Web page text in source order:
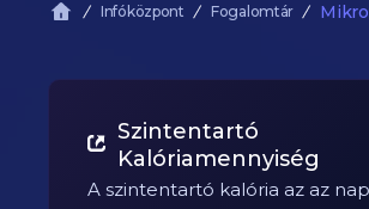
Infóközpont Fogalomtár
Szintentartó
Kalóriamennyiség
A szintentartó kalória az az